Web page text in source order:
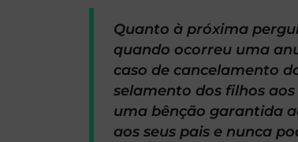
Quanto à próxima
quando ocorreu uma
caso de cancelamento
selamento dos filhos
uma bênção garantida
aos seus pais e nunca